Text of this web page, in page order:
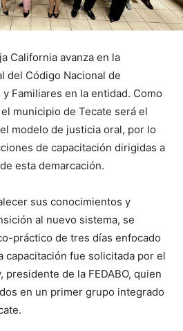
California avanza en la
del Código Nacional de
Familiares en la entidad. Como
municipio de Tecate será el
modelo de justicia oral, por lo
de capacitación dirigidas a
esta demarcación.
sus conocimientos y
al nuevo sistema, se
práctico de tres días enfocado
capacitación fue solicitada por el
presidente de la FEDABO, quien
en un primer grupo integrado